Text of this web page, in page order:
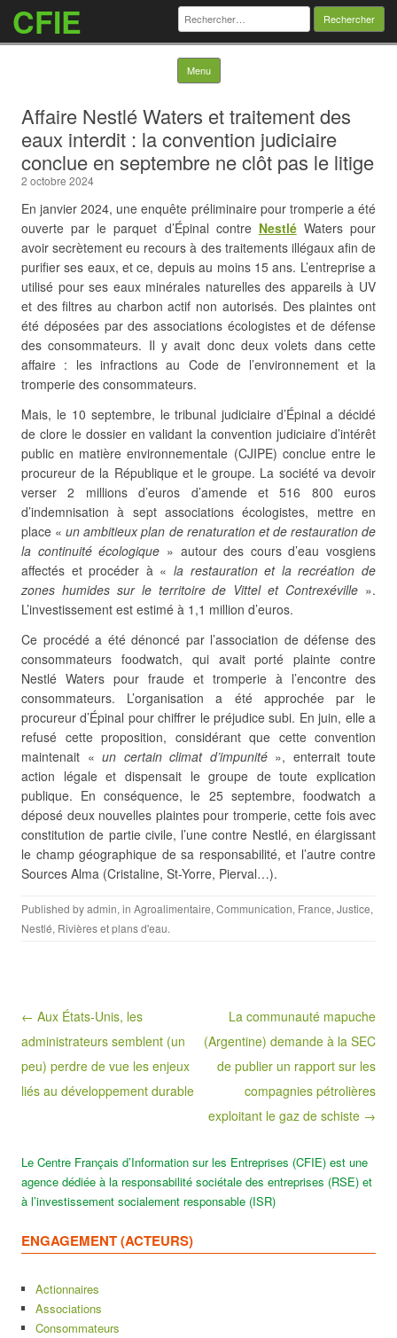
CFIE Rechercher :
Menu Skip to content
Affaire Nestlé Waters et traitement des
eaux interdit : la convention judiciaire
conclue en septembre ne clôt pas le litige
2 octobre 2024
En janvier 2024, une enquête préliminaire pour tromperie a été
ouverte par le parquet d’Épinal contre NestléWaters pour
avoir secrètement eu recours à des traitements illégaux afin de
purifier ses eaux, et ce, depuis au moins 15 ans. L’entreprise a
utilisé pour ses eaux minérales naturellesdes appareils à UV
et des filtres au charbon actif non autorisés. Des plaintes ont
été déposées par des associations écologistes et de défense
des consommateurs. Il y avait donc deux volets dans cette
affaire : les infractions au Code de l’environnement et la
tromperie des consommateurs.
Mais, le 10 septembre, le tribunal judiciaire d’Épinal a décidé
de clore le dossier en validant la convention judiciaire d’intérêt
public en matière environnementale (CJIPE) conclue entre le
procureur de la République et le groupe. La société va devoir
verser 2 millions d’euros d’amende et 516 800 euros
d’indemnisation à sept associations écologistes, mettre en
place «un ambitieux plan de renaturation et de restauration de
la continuité écologique » autour des cours d’eau vosgiens
affectés et procéder à « la restauration et la recréation de
zones humides sur le territoire de Vittel et Contrexéville ».
L’investissement est estimé à 1,1 million d’euros.
Ce procédé a été dénoncé par l’association de défense des
consommateurs foodwatch, qui avait porté plainte contre
Nestlé Waters pour fraude et tromperie à l’encontre des
consommateurs. L’organisation a été approchée par le
procureur d’Épinal pour chiffrer le préjudice subi. En juin, elle a
refusé cette proposition, considérant que cette convention
maintenait « un certain climat d’impunité », enterrait toute
action légale et dispensait le groupe de toute explication
publique. En conséquence, le 25 septembre, foodwatch a
déposé deux nouvelles plaintes pour tromperie, cette fois avec
constitution de partie civile, l’une contre Nestlé, en élargissant
le champ géographique de sa responsabilité, et l’autre contre
Sources Alma (Cristaline, St-Yorre, Pierval…).
Published byadmin, in Agroalimentaire, Communication, France, Justice,
Nestlé, Rivières et plans d'eau.
Post navigation
← Aux États-Unis, les
administrateurs semblent (un
peu) perdre de vue les enjeux
liés au développement durable
La communauté mapuche
(Argentine) demande à la SEC
de publier un rapport sur les
compagnies pétrolières
exploitant le gaz de schiste →
Le Centre Français d’Information sur les Entreprises (CFIE) est une
agence dédiée à la responsabilité sociétale des entreprises (RSE) et
à l’investissement socialement responsable (ISR)
ENGAGEMENT (ACTEURS)
Actionnaires
Associations
Consommateurs